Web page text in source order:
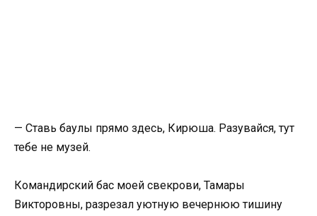
— Ставь баулы прямо здесь, Кирюша. Разувайся, тут
тебе не музей.
Командирский бас моей свекрови, Тамары
Викторовны, разрезал уютную вечернюю тишину